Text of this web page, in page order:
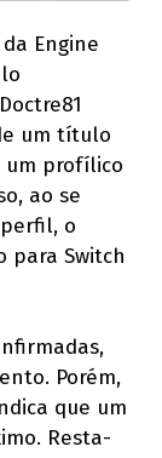
Engine
um título
um profílico
ao se
o
para Switch
Porém,
que um
Resta-